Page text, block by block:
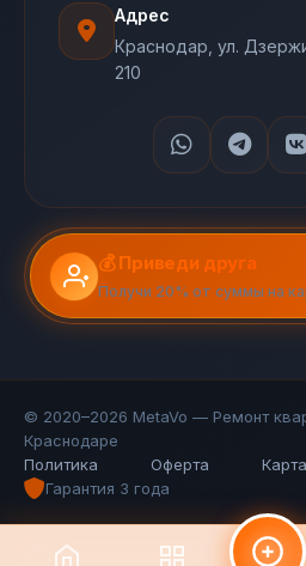
Адрес
Краснодар, ул.
210
💰 Приведи друга
Получи 20% от суммы на
© 2020–2026 MetaVo — Ремонт
Краснодаре
Политика
Оферта
Гарантия 3 года